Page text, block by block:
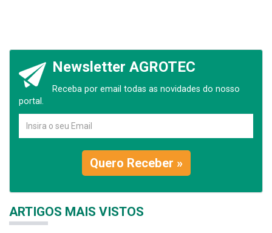
Newsletter AGROTEC
Receba por email todas as novidades do nosso
portal.
Quero Receber »
ARTIGOS MAIS VISTOS